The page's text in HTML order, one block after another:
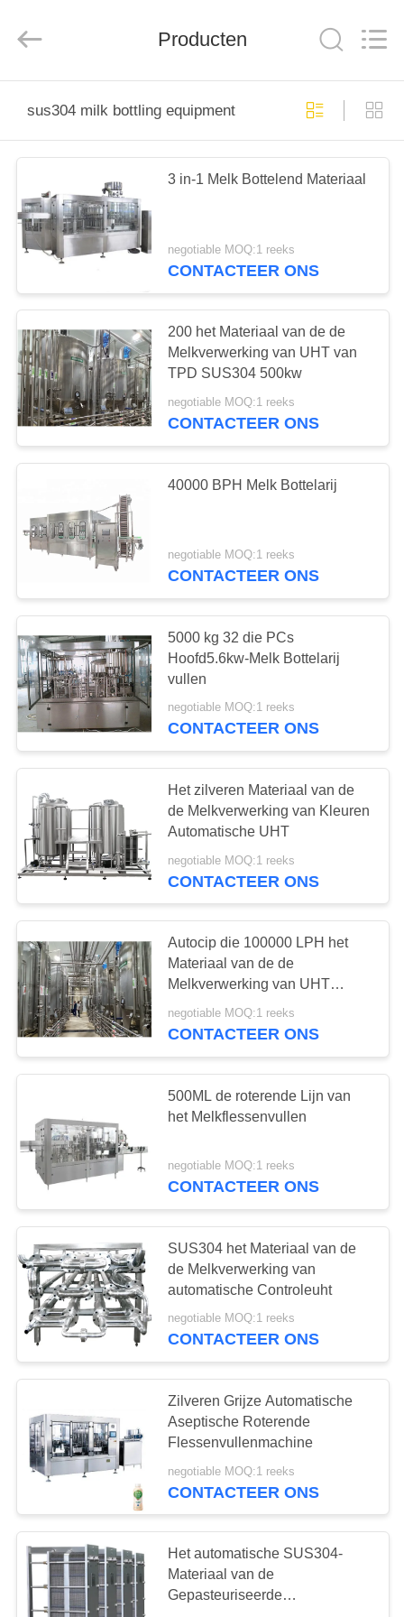
PRODUCTEN
ONGEVEER
ONS
FABRIEKSREIS
KWALITEITSCONTROLE
CONTACTEER
ONS
VERZOEK
OM
EEN
SITEMAP
PRIVACY
POLICY
Management
Services
Producten
sus304 milk bottling equipment
3 in-1 Melk Bottelend Materiaal
negotiable MOQ:1 reeks
CONTACTEER ONS
200 het Materiaal van de de
Melkverwerking van UHT van
TPD SUS304 500kw
negotiable MOQ:1 reeks
CONTACTEER ONS
40000 BPH Melk Bottelarij
negotiable MOQ:1 reeks
CONTACTEER ONS
5000 kg 32 die PCs
Hoofd5.6kw-Melk Bottelarij
vullen
negotiable MOQ:1 reeks
CONTACTEER ONS
Het zilveren Materiaal van de
de Melkverwerking van Kleuren
Automatische UHT
negotiable MOQ:1 reeks
CONTACTEER ONS
Autocip die 100000 LPH het
Materiaal van de de
Melkverwerking van UHT
schoonmaakt
negotiable MOQ:1 reeks
CONTACTEER ONS
500ML de roterende Lijn van
het Melkflessenvullen
negotiable MOQ:1 reeks
CONTACTEER ONS
SUS304 het Materiaal van de
de Melkverwerking van
automatische Controleuht
negotiable MOQ:1 reeks
CONTACTEER ONS
Zilveren Grijze Automatische
Aseptische Roterende
Flessenvullenmachine
negotiable MOQ:1 reeks
CONTACTEER ONS
Het automatische SUS304-
Materiaal van de
Gepasteuriseerde